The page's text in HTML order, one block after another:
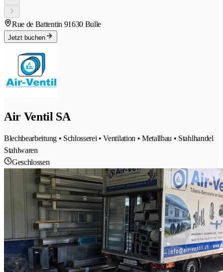
Rue de Battentin 91630 Bulle
Jetzt buchen
Air Ventil SA
Blechbearbeitung • Schlosserei • Ventilation • Metallbau • Stahlhandel
Stahlwaren
Geschlossen